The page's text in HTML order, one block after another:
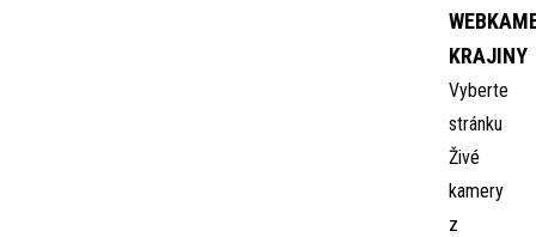
KRAJINY
Vyberte
stránku
Živé
kamery
z